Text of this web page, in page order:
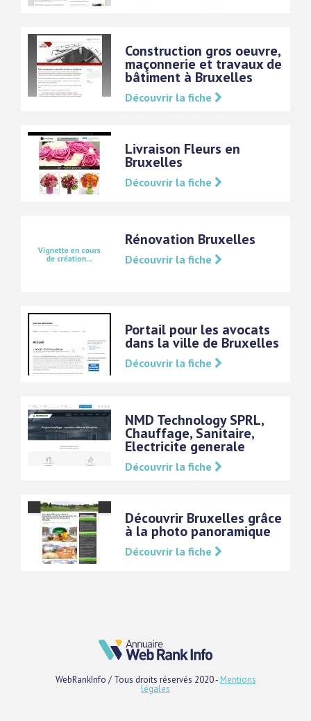
Construction gros oeuvre,
maçonnerie et travaux de
bâtiment à Bruxelles
Découvrir la fiche
Livraison Fleurs en
Bruxelles
Découvrir la fiche
Rénovation Bruxelles
Découvrir la fiche
Portail pour les avocats
dans la ville de Bruxelles
Découvrir la fiche
NMD Technology SPRL,
Chauffage, Sanitaire,
Electricite generale
Découvrir la fiche
Découvrir Bruxelles grâce
à la photo panoramique
Découvrir la fiche
WebRankInfo / Tous droits réservés 2020 - Mentions
légales